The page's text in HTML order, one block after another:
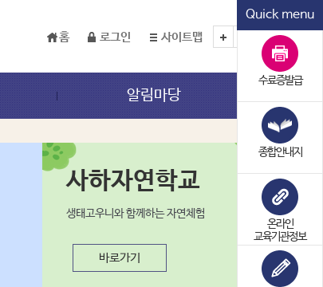
홈 로그인 사이트맵 TEXT
알림마당
Quick menu
수료증발급
종합안내지
온라인
교육기관정보
사하자연학교
생태고우니와 함께하는 자연체험
바로가기